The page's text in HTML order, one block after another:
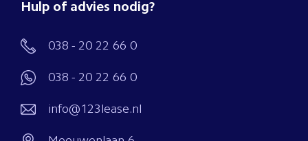
Hulp of advies nodig?
038 - 20 22 66 0
038 - 20 22 66 0
info@123lease.nl